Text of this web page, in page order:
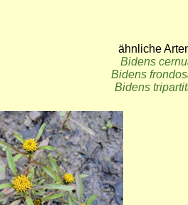
ähnliche
Bidens
Bidens
Bidens